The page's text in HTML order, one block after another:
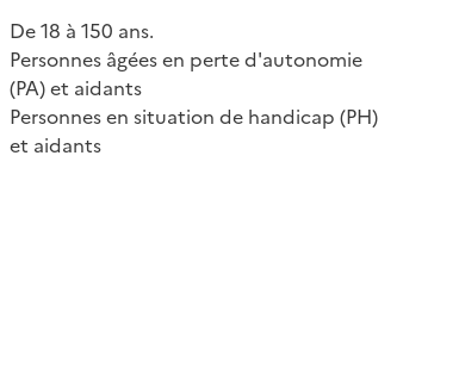
De 18 à 150 ans.
Personnes âgées en perte d'autonomie
(PA) et aidants
Personnes en situation de handicap (PH)
et aidants